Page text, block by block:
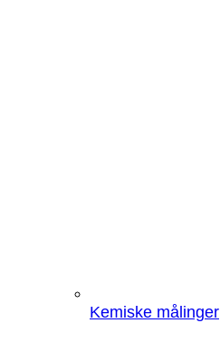
Kemiske målinger